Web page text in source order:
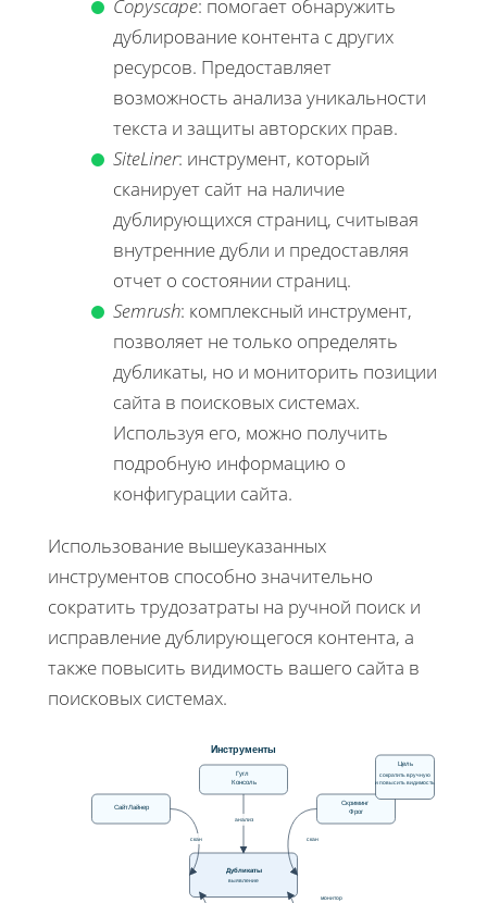
Copyscape: помогает обнаружить
дублирование контента с других
ресурсов. Предоставляет
возможность анализа уникальности
текста и защиты авторских прав.
SiteLiner: инструмент, который
сканирует сайт на наличие
дублирующихся страниц, считывая
внутренние дубли и предоставляя
отчет о состоянии страниц.
Semrush: комплексный инструмент,
позволяет не только определять
дубликаты, но и мониторить позиции
сайта в поисковых системах.
Используя его, можно получить
подробную информацию о
конфигурации сайта.
Использование вышеуказанных
инструментов способно значительно
сократить трудозатраты на ручной поиск и
исправление дублирующегося контента, а
также повысить видимость вашего сайта в
поисковых системах.
Инструменты
Дубликаты
выявление
Гугл
Консоль
СайтЛайнер Скриминг
Фрог
анализ
скан скан
монитор
Цель
сократить вручную
и повысить видимость